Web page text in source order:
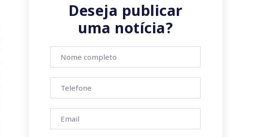
Deseja publicar
uma notícia?